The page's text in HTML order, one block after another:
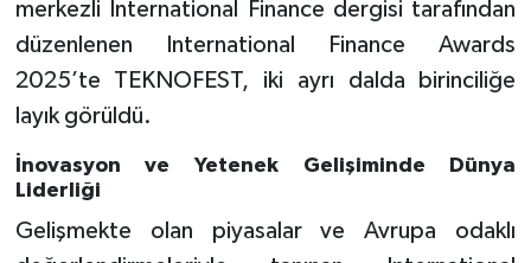
merkezli International Finance dergisi tarafından
düzenlenen International Finance Awards
2025’te TEKNOFEST, iki ayrı dalda birinciliğe
layık görüldü.
İnovasyon ve Yetenek Gelişiminde Dünya
Liderliği
Gelişmekte olan piyasalar ve Avrupa odaklı